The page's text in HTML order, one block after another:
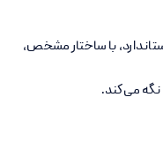
با ساختار مشخص،
نگه می‌کند.